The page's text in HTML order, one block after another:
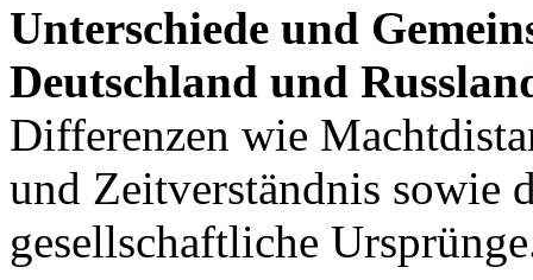
Unterschiede und
Deutschland und
Differenzen wie
und Zeitverständnis sowie
gesellschaftliche